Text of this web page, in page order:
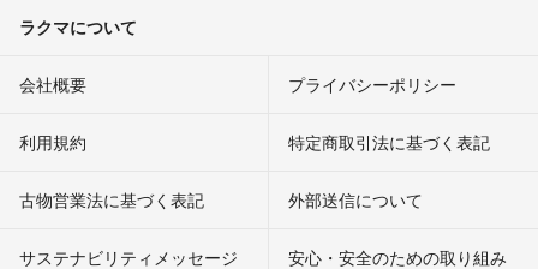
ラクマについて
会社概要 プライバシーポリシー
利用規約 特定商取引法に基づく表記
古物営業法に基づく表記 外部送信について
サステナビリティメッセージ 安心・安全のための取り組み